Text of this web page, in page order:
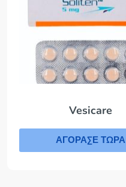
Vesicare
ΑΓΟΡΑΣΕ ΤΩΡΑ